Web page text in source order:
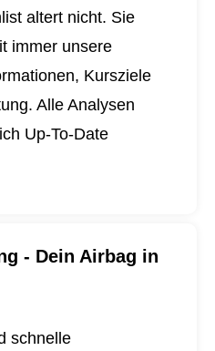
altert nicht. Sie
immer unsere
Kursziele
Alle Analysen
Up-To-Date
- Dein Airbag in
schnelle